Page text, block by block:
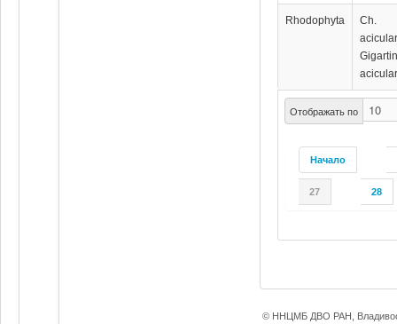
Отображать по
Начало
27 28
Rhodophyta
Ch.
© ННЦМБ ДВО РАН,